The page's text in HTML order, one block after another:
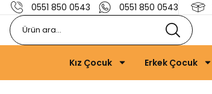
0551 850 0543 0551 850 0543
Kız Çocuk Erkek Çocuk